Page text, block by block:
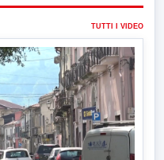
TUTTI I VIDEO